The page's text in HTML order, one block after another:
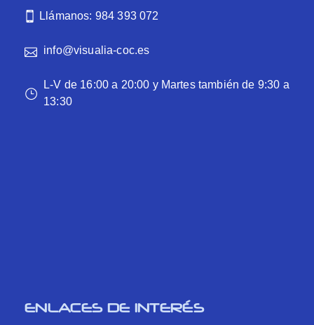
Llámanos: 984 393 072
info@visualia-coc.es
L-V de 16:00 a 20:00 y Martes también de 9:30 a
13:30
ENLACES DE INTERÉS